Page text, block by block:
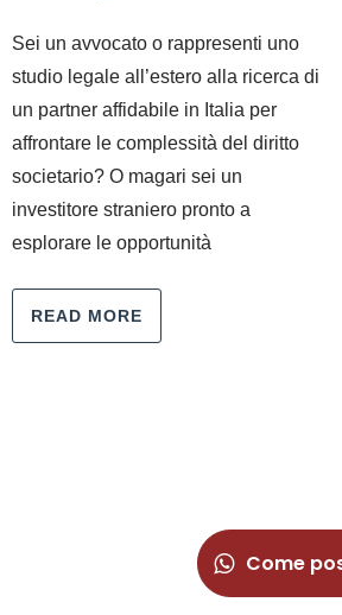
Sei un avvocato o rappresenti uno
studio legale all’estero alla ricerca di
un partner affidabile in Italia per
affrontare le complessità del diritto
societario? O magari sei un
investitore straniero pronto a
esplorare le opportunità
READ MORE
Come